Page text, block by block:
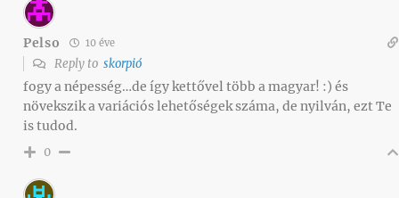
Pelso 10 éve
Reply to skorpió
fogy a népesség…de így kettővel több a magyar! :) és
növekszik a variációs lehetőségek száma, de nyilván, ezt Te
is tudod.
0